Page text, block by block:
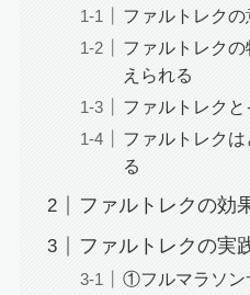
ファルトレク
ファルトレク
えられる
ファルトレク
ファルトレク
る
ファルトレクの効
ファルトレクの実
①フルマラソン